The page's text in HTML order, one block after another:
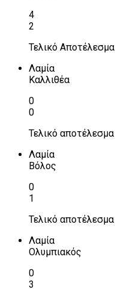
4
2
Τελικό Αποτέλεσμα
Λαμία
Καλλιθέα
0
0
Τελικό αποτέλεσμα
Λαμία
Βόλος
0
1
Τελικό αποτέλεσμα
Λαμία
Ολυμπιακός
0
3